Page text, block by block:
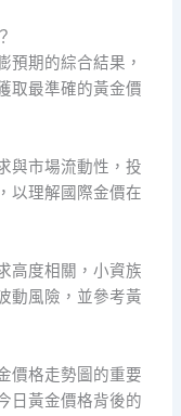
預期的綜合結果，
取最準確的黃金價
與市場流動性，投
以理解國際金價在
高度相關，小資族
動風險，並參考黃
價格走勢圖的重要
日黃金價格背後的